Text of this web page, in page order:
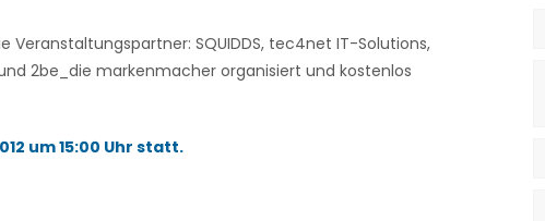
SQUIDDS, tec4net IT-Solutions,
2be_die markenmacher organisiert und kostenlos
um 15:00 Uhr statt.